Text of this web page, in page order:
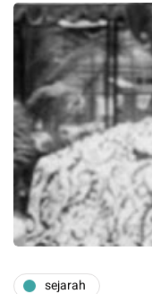
sejarah